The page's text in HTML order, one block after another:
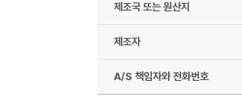
제조국 또는 원산지
제조자
A/S 책임자와 전화번호